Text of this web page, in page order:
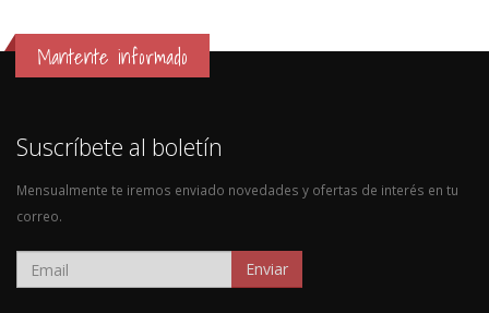
Mantente informado
Suscríbete al boletín
Mensualmente te iremos enviado novedades y ofertas de interés en tu
correo.
Enviar